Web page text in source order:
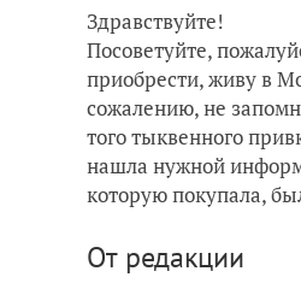
Здравствуйте!
Посоветуйте,
приобрести, живу в
сожалению, не
того тыквенного
нашла нужной
которую покупала,
От редакции